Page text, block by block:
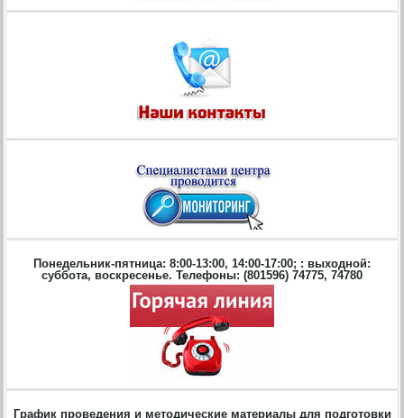
Понедельник-пятница: 8:00-13:00, 14:00-17:00; : выходной:
суббота, воскресенье. Телефоны: (801596) 74775, 74780
График проведения и методические материалы для подготовки